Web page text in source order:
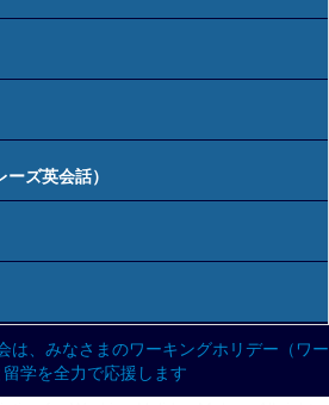
ズ英会話）
は、みなさまのワーキングホリデー（ワー
学を全力で応援します